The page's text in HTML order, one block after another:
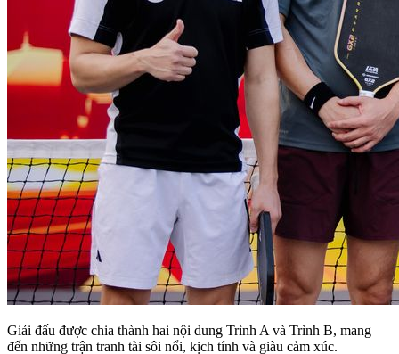
Giải đấu được chia thành hai nội dung Trình A và Trình B, mang
đến những trận tranh tài sôi nổi, kịch tính và giàu cảm xúc.